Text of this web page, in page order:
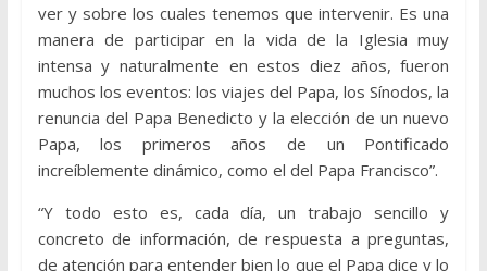
ver y sobre los cuales tenemos que intervenir. Es una
manera de participar en la vida de la Iglesia muy
intensa y naturalmente en estos diez años, fueron
muchos los eventos: los viajes del Papa, los Sínodos, la
renuncia del Papa Benedicto y la elección de un nuevo
Papa, los primeros años de un Pontificado
increíblemente dinámico, como el del Papa Francisco”.
“Y todo esto es, cada día, un trabajo sencillo y
concreto de información, de respuesta a preguntas,
de atención para entender bien lo que el Papa dice y lo